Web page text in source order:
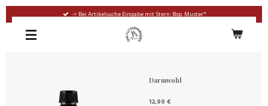
springen
-> Bei Artikelsuche Eingabe mit Stern: Bsp. Muster*
Darmwohl
12,90 €